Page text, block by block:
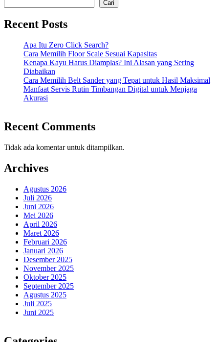
Cari
Recent Posts
Apa Itu Zero Click Search?
Cara Memilih Floor Scale Sesuai Kapasitas
Kenapa Kayu Harus Diamplas? Ini Alasan yang Sering
Diabaikan
Cara Memilih Belt Sander yang Tepat untuk Hasil Maksimal
Manfaat Servis Rutin Timbangan Digital untuk Menjaga
Akurasi
Recent Comments
Tidak ada komentar untuk ditampilkan.
Archives
Agustus 2026
Juli 2026
Juni 2026
Mei 2026
April 2026
Maret 2026
Februari 2026
Januari 2026
Desember 2025
November 2025
Oktober 2025
September 2025
Agustus 2025
Juli 2025
Juni 2025